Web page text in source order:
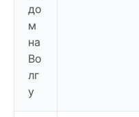
до
м
на
Во
лг
у